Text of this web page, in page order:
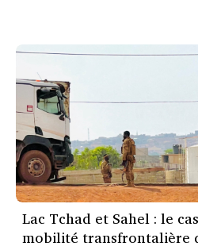
Lac Tchad et Sahel : le
mobilité transfrontalière